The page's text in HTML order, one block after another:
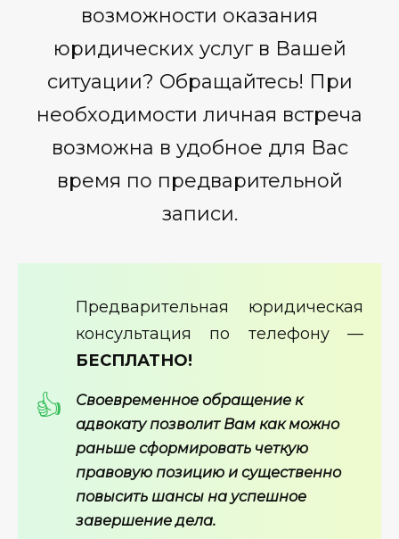
возможности оказания
юридических услуг в Вашей
ситуации? Обращайтесь! При
необходимости личная встреча
возможна в удобное для Вас
время по предварительной
записи.
Предварительная юридическая
консультация по телефону —
БЕСПЛАТНО!
Своевременное обращение к
адвокатупозволит Вам как можно
раньше сформировать четкую
правовую позицию и существенно
повысить шансы на успешное
завершение дела.